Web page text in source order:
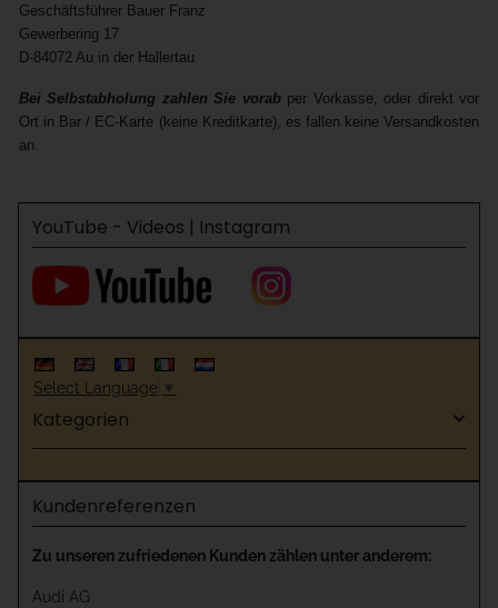
Geschäftsführer Bauer Franz
Gewerbering 17
D-84072 Au in der Hallertau
Bei Selbstabholung zahlen Sie vorabper Vorkasse, oder direkt vor
Ort in Bar / EC-Karte (keine Kreditkarte), es fallen keine Versandkosten
an.
YouTube - Videos | Instagram
Select Language ▼
Kategorien
Kundenreferenzen
Zu unseren zufriedenen Kunden zählen unter anderem:
Audi AG